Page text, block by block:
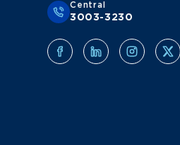
Central
3003-3230